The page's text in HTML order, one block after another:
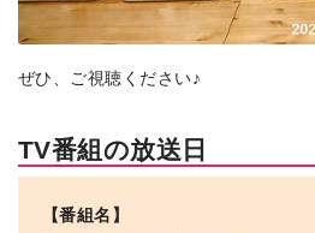
ぜひ、ご視聴ください♪
TV番組の放送日
【番組名】